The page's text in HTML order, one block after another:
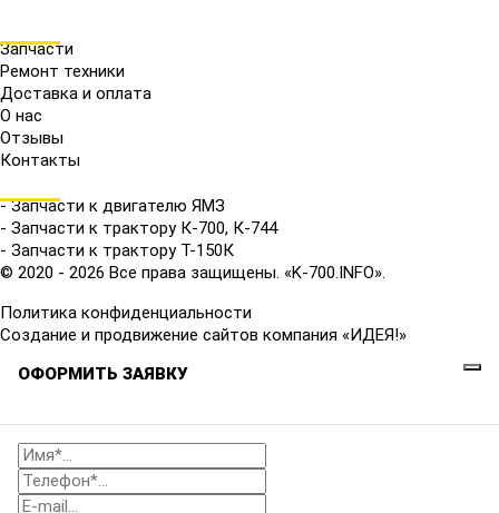
Запчасти
Ремонт техники
Доставка и оплата
О нас
Отзывы
Контакты
- Запчасти к двигателю ЯМЗ
- Запчасти к трактору К-700, К-744
- Запчасти к трактору Т-150К
© 2020 - 2026 Все права защищены. «K-700.INFO».
Политика конфиденциальности
Создание и продвижение сайтов компания «ИДЕЯ!»
ОФОРМИТЬ ЗАЯВКУ